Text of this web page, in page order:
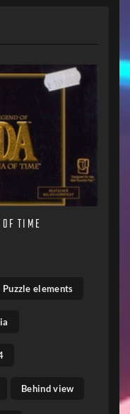
TIME
Puzzle elements
Behind view